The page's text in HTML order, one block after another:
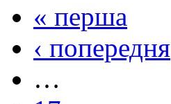
« перша
‹ попередня
…